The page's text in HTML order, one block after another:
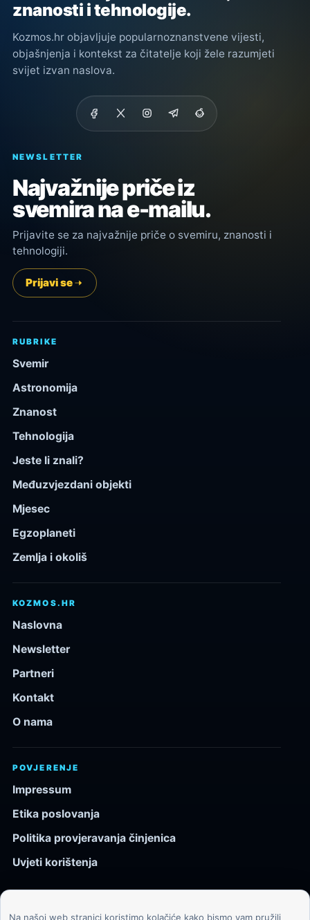
znanosti i tehnologije.
Kozmos.hr objavljuje popularnoznanstvene vijesti,
objašnjenja i kontekst za čitatelje koji žele razumjeti
svijet izvan naslova.
NEWSLETTER
Najvažnije priče iz
svemira na e-mailu.
Prijavite se za najvažnije priče o svemiru, znanosti i
tehnologiji.
Prijavi se
RUBRIKE
Svemir
Astronomija
Znanost
Tehnologija
Jeste li znali?
Međuzvjezdani objekti
Mjesec
Egzoplaneti
Zemlja i okoliš
KOZMOS.HR
Naslovna
Newsletter
Partneri
Kontakt
O nama
POVJERENJE
Impressum
Etika poslovanja
Politika provjeravanja činjenica
Uvjeti korištenja
Na našoj web stranici koristimo kolačiće kako bismo vam pružili